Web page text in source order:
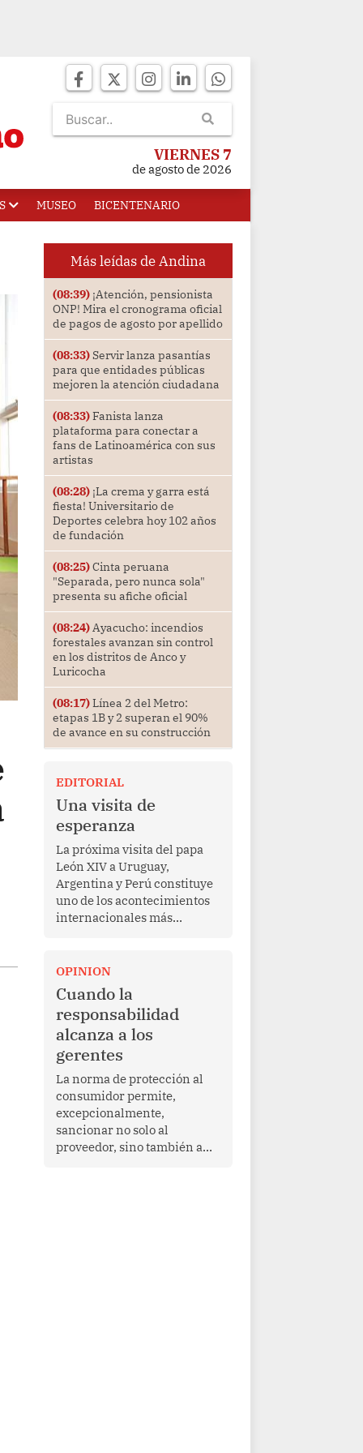
VIERNES 7
de agosto de 2026
MUSEO BICENTENARIO
Más leídas de Andina
(08:39)¡Atención, pensionista
ONP! Mira el cronograma oficial
de pagos de agosto por apellido
(08:33)Servir lanza pasantías
para que entidades públicas
mejoren la atención ciudadana
(08:33)Fanista lanza
plataforma para conectar a
fans de Latinoamérica con sus
artistas
(08:28)¡La crema y garra está
fiesta! Universitario de
Deportes celebra hoy 102 años
de fundación
(08:25)Cinta peruana
"Separada, pero nunca sola"
presenta su afiche oficial
(08:24)Ayacucho: incendios
forestales avanzan sin control
en los distritos de Anco y
Luricocha
(08:17)Línea 2 del Metro:
etapas 1B y 2 superan el 90%
de avance en su construcción
EDITORIAL
Una visita de
esperanza
La próxima visita del papa
León XIV a Uruguay,
Argentina y Perú constituye
uno de los acontecimientos
internacionales más
Más allá de su dimensión
religiosa, esta gira
representa una oportunidad
para reafirmar el valor del
diálogo, fortalecer los
vínculos entre los pueblos y
proyectar una imagen de
cooperación en una región
que enfrenta desafíos en
materia de desarrollo,
cohesión social y
gobernabilidad.
OPINION
Cuando la
responsabilidad
alcanza a los
gerentes
La norma de protección al
consumidor permite,
excepcionalmente,
sancionar no solo al
proveedor, sino también a